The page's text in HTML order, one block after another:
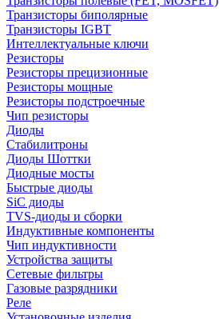
Транзисторы биполярные
Транзисторы IGBT
Интеллектуальные ключи
Резисторы
Резисторы прецизионные
Резисторы мощные
Резисторы подстроечные
Чип резисторы
Диоды
Стабилитроны
Диоды Шоттки
Диодные мосты
Быстрые диоды
SiC диоды
TVS-диоды и сборки
Индуктивные компоненты
Чип индуктивности
Устройства защиты
Сетевые фильтры
Газовые разрядники
Реле